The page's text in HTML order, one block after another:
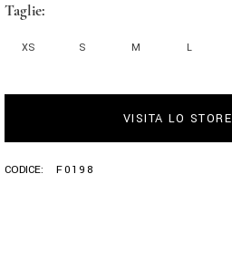
Taglie
XS S M L
VISITA LO STORE
CODICE: F0198